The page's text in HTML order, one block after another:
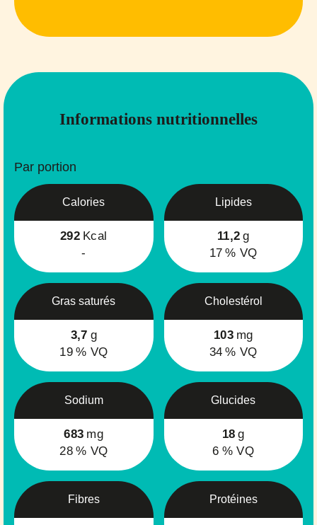
Informations nutritionnelles
Par portion
Calories
292 Kcal
-
Lipides
11,2 g
17 % VQ
Gras saturés
3,7 g
19 % VQ
Cholestérol
103 mg
34 % VQ
Sodium
683 mg
28 % VQ
Glucides
18 g
6 % VQ
Fibres Protéines